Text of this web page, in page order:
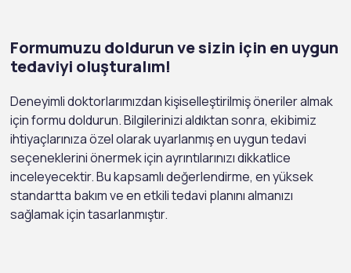
Formumuzu doldurun ve sizin için en uygun
tedaviyi oluşturalım!
Deneyimli doktorlarımızdan kişiselleştirilmiş öneriler almak
için formu doldurun. Bilgilerinizi aldıktan sonra, ekibimiz
ihtiyaçlarınıza özel olarak uyarlanmış en uygun tedavi
seçeneklerini önermek için ayrıntılarınızı dikkatlice
inceleyecektir. Bu kapsamlı değerlendirme, en yüksek
standartta bakım ve en etkili tedavi planını almanızı
sağlamak için tasarlanmıştır.